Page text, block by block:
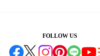
FOLLOW US